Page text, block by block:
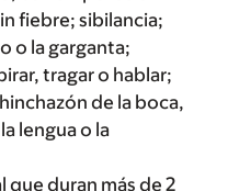
fiebre; sibilancia;
o la garganta;
tragar o hablar;
de la boca,
lengua o la
duran más de 2